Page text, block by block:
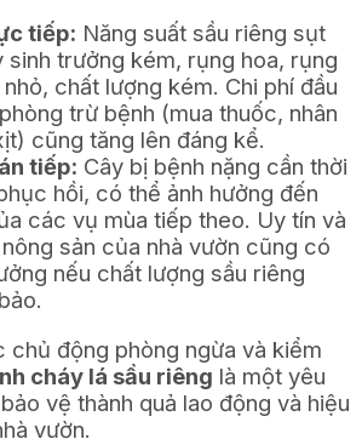
tiếp: Năng suất sầu riêng sụt
sinh trưởng kém, rụng hoa, rụng
chất lượng kém. Chi phí đầu
trừ bệnh (mua thuốc, nhân
cũng tăng lên đáng kể.
tiếp: Cây bị bệnh nặng cần thời
hồi, có thể ảnh hưởng đến
các vụ mùa tiếp theo. Uy tín và
sản của nhà vườn cũng có
nếu chất lượng sầu riêng
chủ động phòng ngừa và kiểm
cháy lá sầu riêng là một yêu
vệ thành quả lao động và hiệu
vườn.